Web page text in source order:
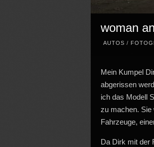
woman
AUTOS /
Mein Kumpel
abgerissen
ich das Modell
zu machen. Sie
Fahrzeuge,
Da Dirk mit der